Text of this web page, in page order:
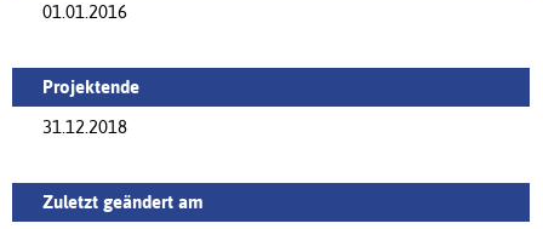
01.01.2016
Projektende
31.12.2018
Zuletzt geändert am